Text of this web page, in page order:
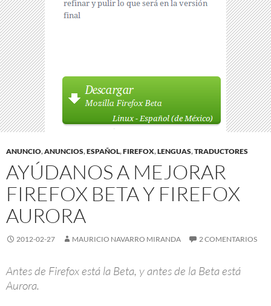
ANUNCIO,ANUNCIOS,ESPAÑOL,FIREFOX,LENGUAS,TRADUCTORES
AYÚDANOS A MEJORAR
FIREFOX BETA Y FIREFOX
AURORA
2012-02-27 MAURICIO NAVARRO MIRANDA 2 COMENTARIOS
Antes de Firefox está la Beta, y antes de la Beta está
Aurora.